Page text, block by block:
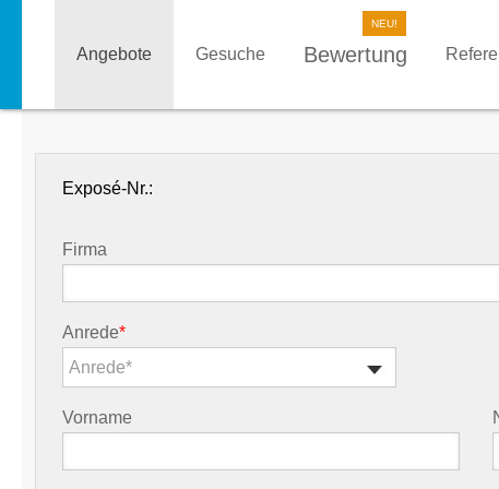
Angebote Gesuche Bewertung
Exposé-Nr.:
Firma
Anrede*
Anrede*
Vorname